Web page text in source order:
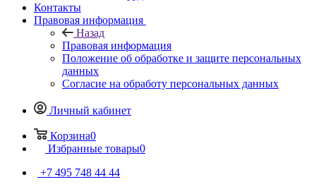
Контакты
Правовая информация
Назад
Правовая информация
Положение об обработке и защите персональных
данных
Согласие на обработу персональных данных
Личный кабинет
Корзина0
Избранные товары0
+7 495 748 44 44